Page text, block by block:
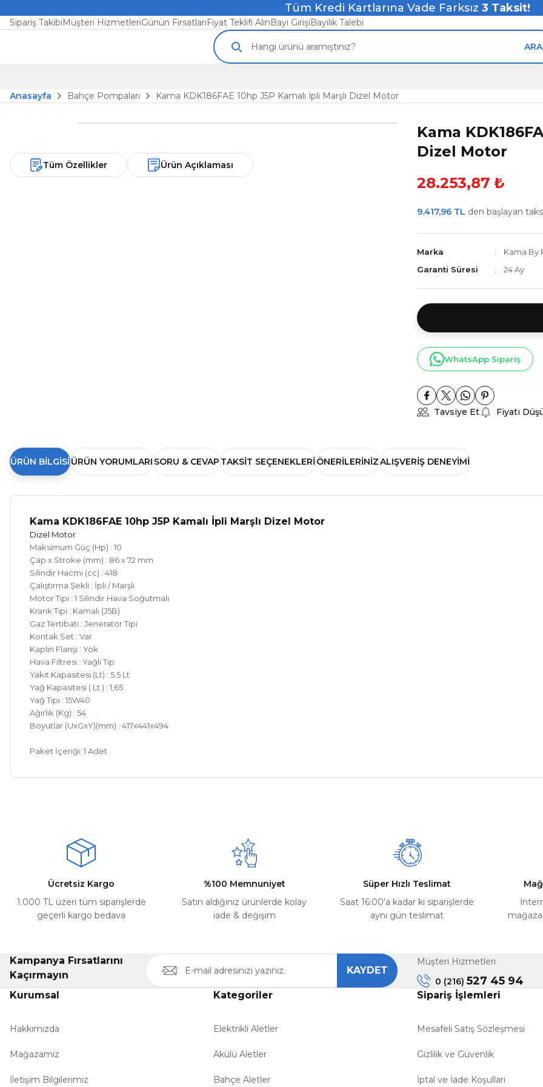
Tüm Kredi Kartlarına Vade Farksız 3 Taksit!
Sipariş TakibiMüşteri HizmetleriGünün FırsatlarıFiyat Teklifi AlınBayi GirişiBayilik Talebi
ARA
Anasayfa
Bahçe Pompaları Kama KDK186FAE 10hp J5P Kamalı İpli Marşlı Dizel Motor
Tüm Özellikler Ürün Açıklaması
Kama
Dizel Motor
28.253,87 ₺
9.417,96 TL den başlayan
Marka
Kama By
Garanti Süresi
24 Ay
WhatsApp Sipariş
Tavsiye Et Fiyatı
ÜRÜN BILGISI ÜRÜN YORUMLARISORU & CEVAPTAKSIT SEÇENEKLERIÖNERILERINIZALIŞVERIŞ DENEYIMI
Kama KDK186FAE 10hp J5P Kamalı İpli Marşlı Dizel Motor
Dizel Motor
Maksimum Güç (Hp) : 10
Çap x Stroke (mm) : 86 x 72 mm
Silindir Hacmi (cc) : 418
Çalıştırma Şekli : İpli / Marşlı
Motor Tipi : 1 Silindir Hava Soğutmalı
Krank Tipi : Kamalı (J5B)
Gaz Tertibatı : Jeneratör Tipi
Kontak Set : Var
Kaplin Flanşı : Yok
Hava Filtresi : Yağlı Tip
Yakıt Kapasitesi (Lt) : 5.5 Lt
Yağ Kapasitesi ( Lt ) : 1,65
Yağ Tipi : 15W40
Ağırlık (Kg) : 54
Boyutlar (UxGxY)(mm) : 417x441x494
Paket İçeriği: 1 Adet
Ürün açıklamasında eksik bilgiler bulunuyor.
Ürün bilgilerinde hatalar bulunuyor.
Gönder
Ücretsiz Kargo
1.000 TL üzeri tüm siparişlerde
geçerli kargo bedava
%100 Memnuniyet
Satın aldığınız ürünlerde kolay
iade & değişim
Süper Hızlı Teslimat
Saat 16:00’a kadar ki siparişlerde
aynı gün teslimat
Kampanya Fırsatlarını
Kaçırmayın
KAYDET
Müşteri Hizmetleri
0 (216) 527 45 94
Kurumsal
Hakkımızda
Mağazamız
İletişim Bilgilerimiz
Kategoriler
Elektrikli Aletler
Akülü Aletler
Bahçe Aletler
Sipariş İşlemleri
Mesafeli Satış Sözleşmesi
Gizlilik ve Güvenlik
İptal ve İade Koşullari